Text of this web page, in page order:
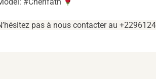
pas à nous contacter au